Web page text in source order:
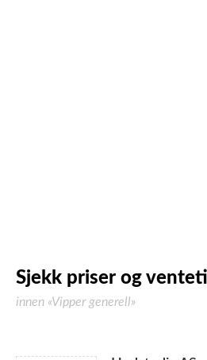
Sjekk priser og
innen «Vipper generell»